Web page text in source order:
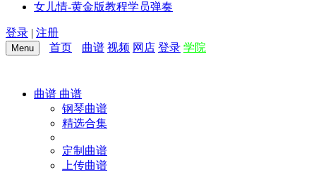
女儿情-黄金版教程学员弹奏
登录 | 注册
Menu 首页 曲谱 视频 网店 登录 学院
曲谱 曲谱
钢琴曲谱
精选合集
定制曲谱
上传曲谱